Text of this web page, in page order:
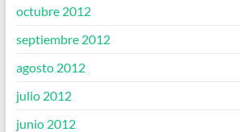
octubre 2012
septiembre 2012
agosto 2012
julio 2012
junio 2012